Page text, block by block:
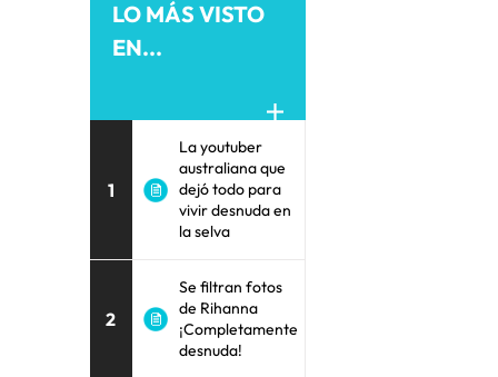
LO MÁS VISTO
EN...
1
La youtuber
australiana que
dejó todo para
vivir desnuda en
la selva
2
Se filtran fotos
de Rihanna
¡Completamente
desnuda!